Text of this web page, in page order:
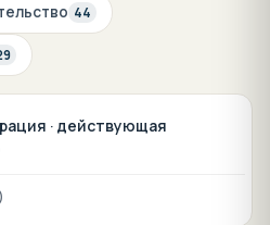
44
· действующая